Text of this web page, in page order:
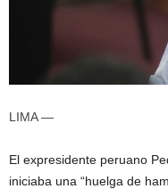
LIMA —
El expresidente peruano
iniciaba una “huelga de